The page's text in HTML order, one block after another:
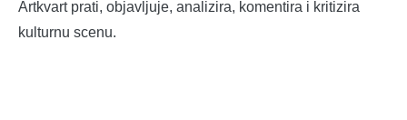
Artkvart prati, objavljuje, analizira, komentira i kritizira
kulturnu scenu.